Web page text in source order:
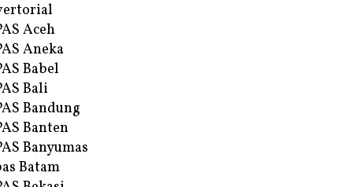
Aceh
Aneka
Babel
Bali
Bandung
Banten
Banyumas
Batam